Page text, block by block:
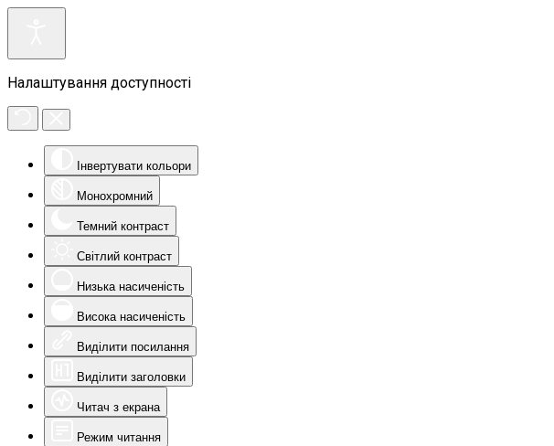
Налаштування доступності
Інвертувати кольори
Монохромний
Темний контраст
Світлий контраст
Низька насиченість
Висока насиченість
Виділити посилання
Виділити заголовки
Читач з екрана
Режим читання